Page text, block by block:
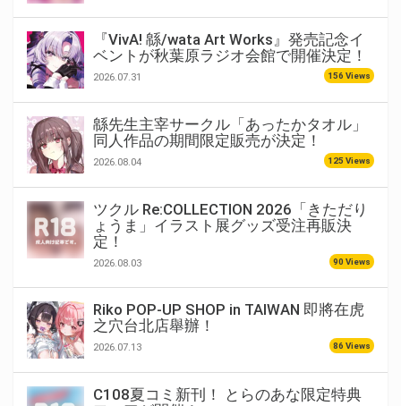
『VivA! 緜/wata Art Works』発売記念イ
ベントが秋葉原ラジオ会館で開催決定！
2026.07.31 156 Views
緜先生主宰サークル「あったかタオル」
同人作品の期間限定販売が決定！
2026.08.04 125 Views
ツクル Re:COLLECTION 2026「きただり
ょうま」イラスト展グッズ受注再販決
定！
2026.08.03 90 Views
Riko POP-UP SHOP in TAIWAN 即將在虎
之穴台北店舉辦！
2026.07.13 86 Views
C108夏コミ新刊！ とらのあな限定特典